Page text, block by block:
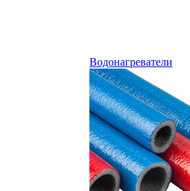
Водонагреватели